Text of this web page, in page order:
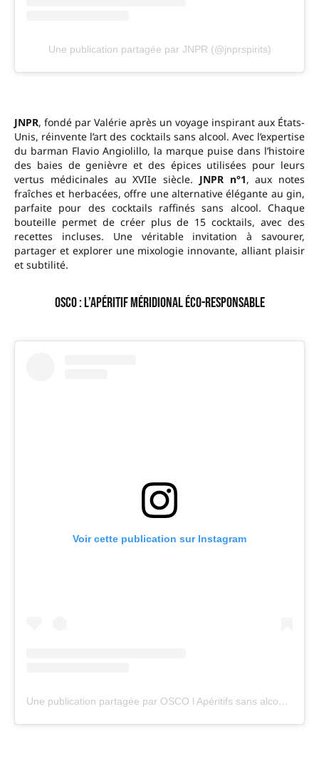
Une publication partagée par JNPR (@jnprspirits)
JNPR, fondé par Valérie après un voyage inspirant aux États-
Unis, réinvente l’art des cocktails sans alcool. Avec l’expertise
du barman Flavio Angiolillo, la marque puise dans l’histoire
des baies de genièvre et des épices utilisées pour leurs
vertus médicinales au XVIIe siècle. JNPR n°1, aux notes
fraîches et herbacées, offre une alternative élégante au gin,
parfaite pour des cocktails raffinés sans alcool. Chaque
bouteille permet de créer plus de 15 cocktails, avec des
recettes incluses. Une véritable invitation à savourer,
partager et explorer une mixologie innovante, alliant plaisir
et subtilité.
OSCO : l’apéritif méridional éco-responsable
Voir cette publication sur Instagram
Une publication partagée par OSCO l Apéritifs sans alcool premium 🇫🇷 (@osco.drinks)